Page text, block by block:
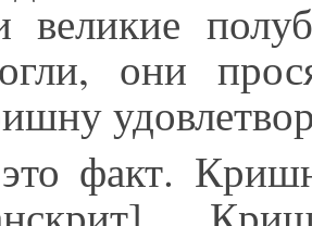
великие
они
факт.